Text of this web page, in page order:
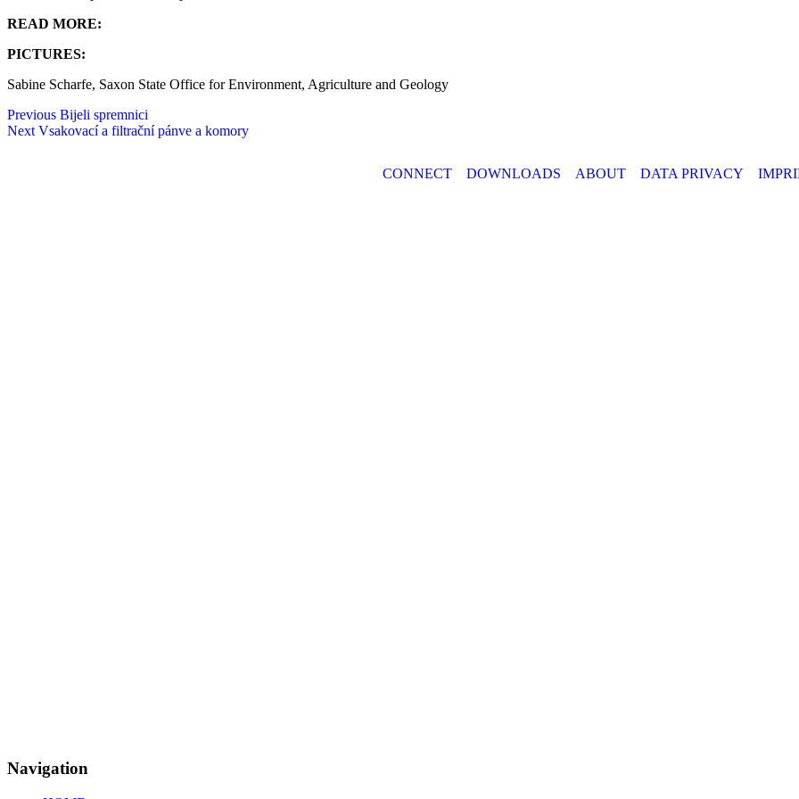
READ MORE:
PICTURES:
Sabine Scharfe, Saxon State Office for Environment, Agriculture and Geology
Previous Bijeli spremnici
Next Vsakovací a filtrační pánve a komory
CONNECT DOWNLOADS ABOUT DATA PRIVACY
Navigation